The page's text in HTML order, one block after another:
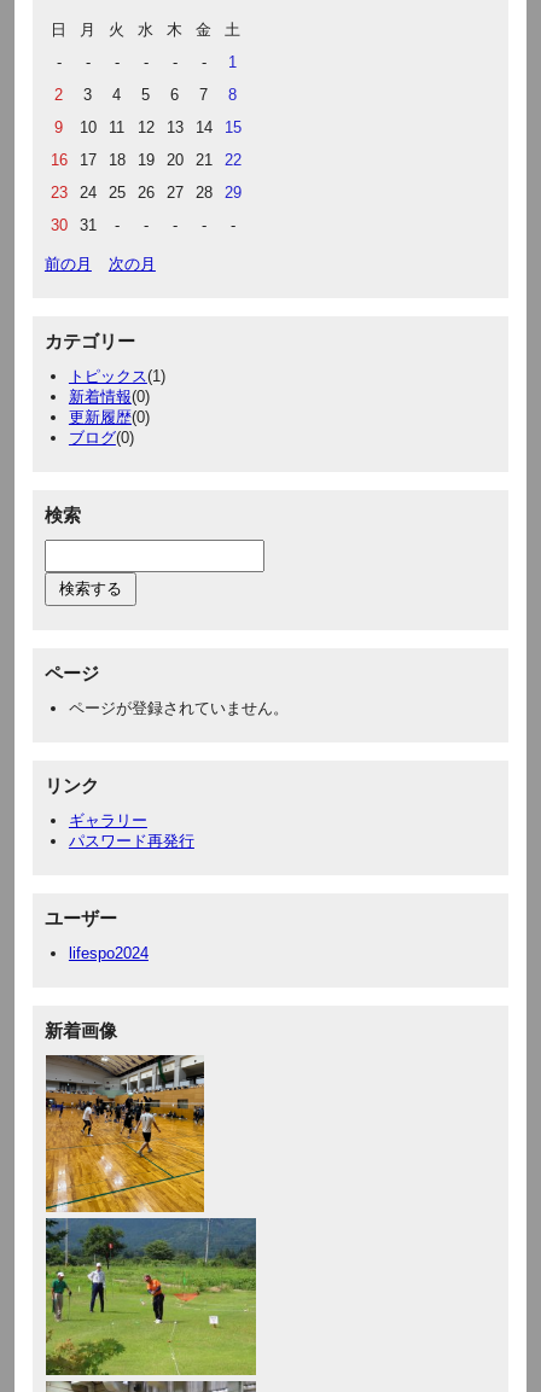
日 月 火 水 木 金
土
-
- - - - -
1
2
3 4 5 6 7
8
9
10 11 12 13 14
15
16
17 18 19 20 21
22
23
24 25 26 27 28
29
30
31 - - - - -
前の月 次の月
カテゴリー
トピックス(1)
新着情報(0)
更新履歴(0)
ブログ(0)
検索
ページ
ページが登録されていません。
リンク
ギャラリー
パスワード再発行
ユーザー
lifespo2024
新着画像